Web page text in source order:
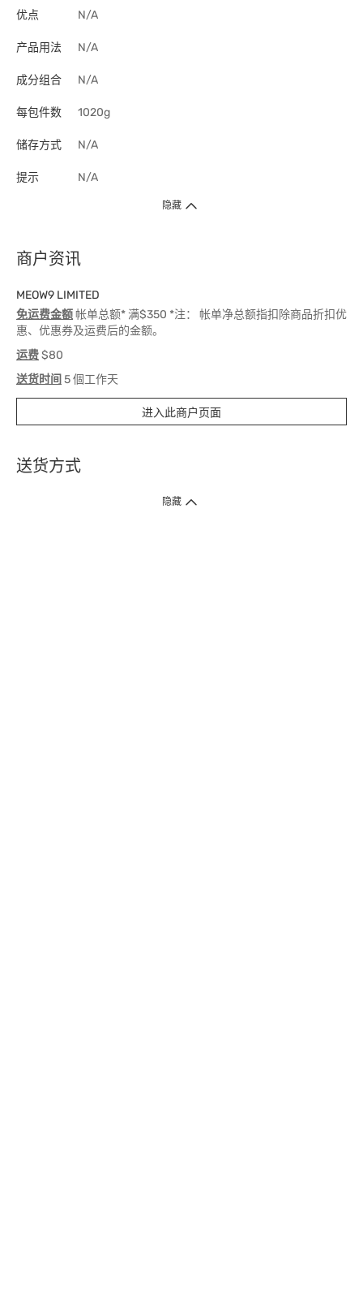
优点 N/A
产品用法 N/A
成分组合 N/A
每包件数 1020g
储存方式 N/A
提示 N/A
隐藏
商户资讯
MEOW9 LIMITED
免运费金额帐单总额* 满$350 *注： 帐单净总额指扣除商品折扣优
惠、优惠券及运费后的金额。
运费$80
送货时间 5 個工作天
进入此商户页面
送货方式
1. 送货到府（受卫生署条例规管产品除外 ）
隐藏